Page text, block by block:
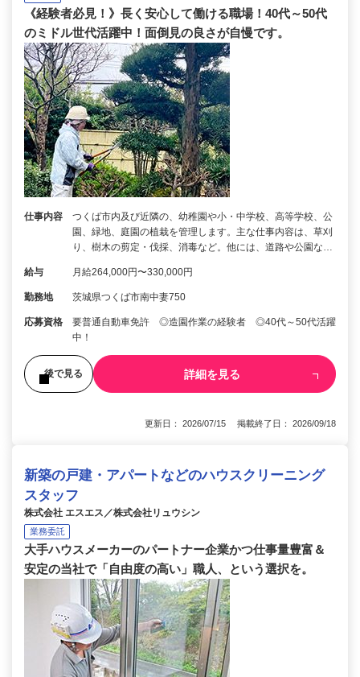
《経験者必見！》長く安心して働ける職場！40代～50代
のミドル世代活躍中！面倒見の良さが自慢です。
仕事内容
つくば市内及び近隣の、幼稚園や小・中学校、高等学校、公
園、緑地、庭園の植栽を管理します。主な仕事内容は、草刈
り、樹木の剪定・伐採、消毒など。他には、道路や公園な…
給与 月給264,000円〜330,000円
勤務地 茨城県つくば市南中妻750
応募資格
要普通自動車免許 ◎造園作業の経験者 ◎40代～50代活躍
中！
後で見る 詳細を見る
更新日： 2026/07/15 掲載終了日： 2026/09/18
新築の戸建・アパートなどのハウスクリーニング
スタッフ
株式会社 エスエス／株式会社リュウシン
業務委託
大手ハウスメーカーのパートナー企業かつ仕事量豊富＆
安定の当社で「自由度の高い」職人、という選択を。